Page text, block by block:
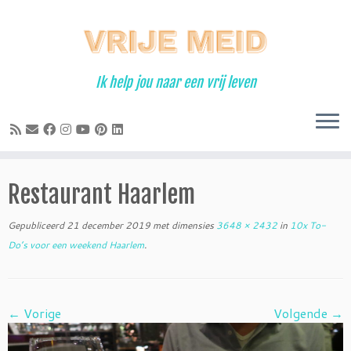
Ik help jou naar een vrij leven
Restaurant Haarlem
Gepubliceerd 21 december 2019 met dimensies 3648 × 2432 in 10x To-
Do’s voor een weekend Haarlem.
← Vorige Volgende →